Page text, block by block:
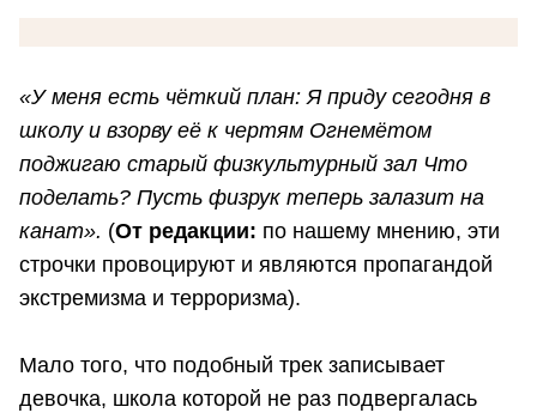
«У меня есть чёткий план: Я приду сегодня в
школу и взорву её к чертям Огнемётом
поджигаю старый физкультурный зал Что
поделать? Пусть физрук теперь залазит на
канат». (От редакции: по нашему мнению, эти
строчки провоцируют и являются пропагандой
экстремизма и терроризма).
Мало того, что подобный трек записывает
девочка, школа которой не раз подвергалась